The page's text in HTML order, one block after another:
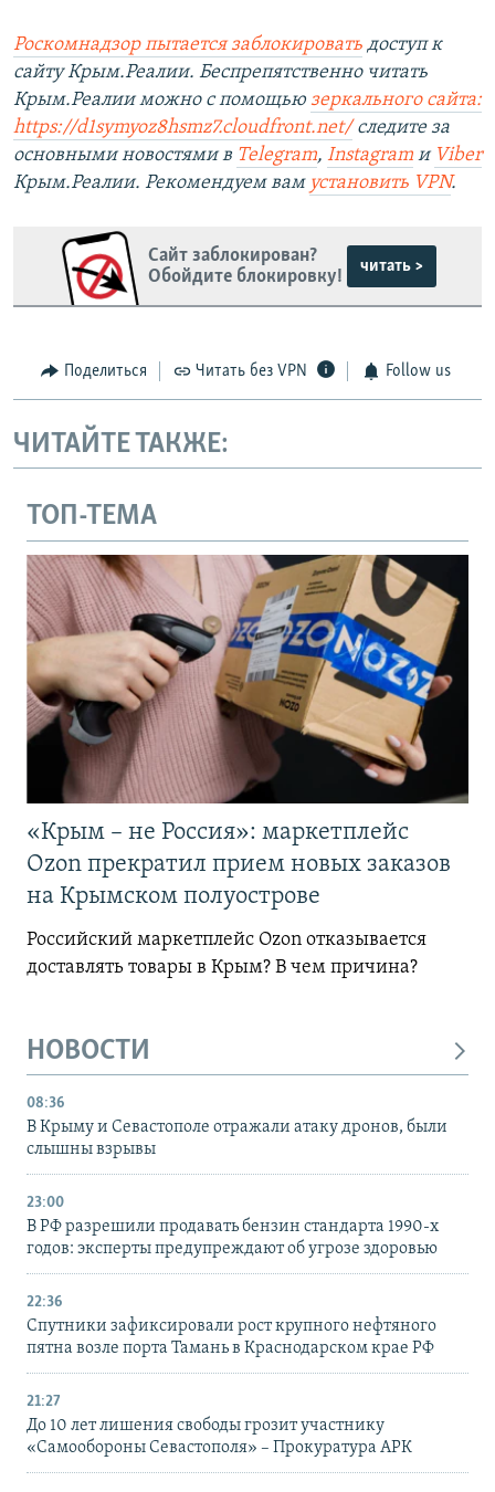
Роскомнадзор пытается заблокировать доступ к
сайту Крым.Реалии. Беспрепятственно читать
Крым.Реалии можно с помощью зеркального сайта:
https://d1symyoz8hsmz7.cloudfront.net/следите за
основными новостями в Telegram, Instagram и Viber
Крым.Реалии. Рекомендуем вам установить VPN.
Сайт заблокирован?
Обойдите блокировку!
читать >
Поделиться Читать без VPN Follow us
ЧИТАЙТЕ ТАКЖЕ:
ТОП-ТЕМА
«Крым – не Россия»: маркетплейс
Ozon прекратил прием новых заказов
на Крымском полуострове
Российский маркетплейс Ozon отказывается
доставлять товары в Крым? В чем причина?
НОВОСТИ
08:36
В Крыму и Севастополе отражали атаку дронов, были
слышны взрывы
23:00
В РФ разрешили продавать бензин стандарта 1990-х
годов: эксперты предупреждают об угрозе здоровью
22:36
Спутники зафиксировали рост крупного нефтяного
пятна возле порта Тамань в Краснодарском крае РФ
21:27
До 10 лет лишения свободы грозит участнику
«Самообороны Севастополя» – Прокуратура АРК